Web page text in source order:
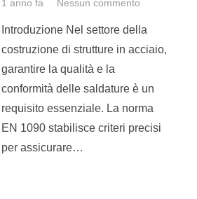
1 anno fa Nessun commento
Introduzione Nel settore della
costruzione di strutture in acciaio,
garantire la qualità e la
conformità delle saldature è un
requisito essenziale. La norma
EN 1090 stabilisce criteri precisi
per assicurare…